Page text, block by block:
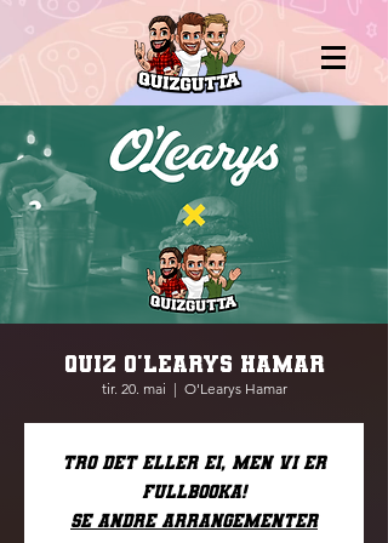
QUIZ O'LEARYS HAMAR
tir. 20. mai
  |
O'Learys Hamar
Tro det eller ei, men vi er
fullbooka!
Se andre arrangementer